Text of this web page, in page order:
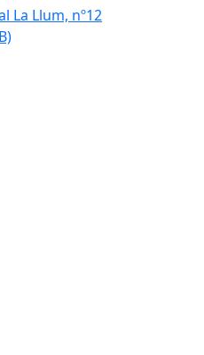
La Llum, nº12